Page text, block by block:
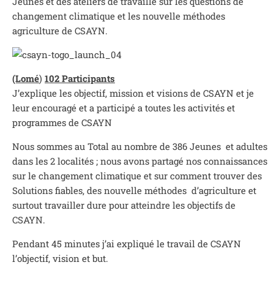
changement climatique et les nouvelle méthodes
agriculture de CSAYN.
(Lomé) 102 Participants
J’explique les objectif, mission et visions de CSAYN et je
leur encouragé et a participé a toutes les activités et
programmes de CSAYN
Nous sommes au Total au nombre de 386 Jeunes et adultes
dans les 2 localités ; nous avons partagé nos connaissances
sur le changement climatique et sur comment trouver des
Solutions fiables, des nouvelle méthodes d’agriculture et
surtout travailler dure pour atteindre les objectifs de
CSAYN.
Pendant 45 minutes j’ai expliqué le travail de CSAYN
l’objectif, vision et but.